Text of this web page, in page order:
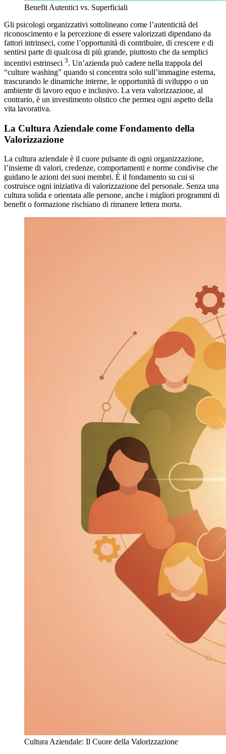
Benefit Autentici vs. Superficiali
Gli psicologi organizzativi sottolineano come l’autenticità del
riconoscimento e la percezione di essere valorizzati dipendano da
fattori intrinseci, come l’opportunità di contribuire, di crescere e di
sentirsi parte di qualcosa di più grande, piuttosto che da semplici
incentivi estrinseci 3. Un’azienda può cadere nella trappola del
“culture washing” quando si concentra solo sull’immagine esterna,
trascurando le dinamiche interne, le opportunità di sviluppo o un
ambiente di lavoro equo e inclusivo. La vera valorizzazione, al
contrario, è un investimento olistico che permea ogni aspetto della
vita lavorativa.
La Cultura Aziendale come Fondamento della
Valorizzazione
La cultura aziendale è il cuore pulsante di ogni organizzazione,
l’insieme di valori, credenze, comportamenti e norme condivise che
guidano le azioni dei suoi membri. È il fondamento su cui si
costruisce ogni iniziativa di valorizzazione del personale. Senza una
cultura solida e orientata alle persone, anche i migliori programmi di
benefit o formazione rischiano di rimanere lettera morta.
Cultura Aziendale: Il Cuore della Valorizzazione